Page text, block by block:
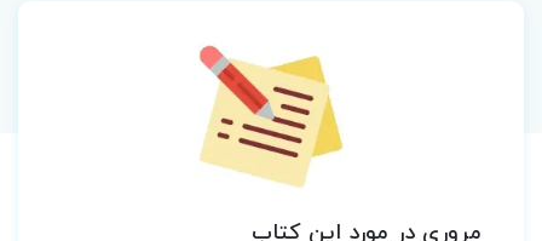
مروری در مورد این کتاب